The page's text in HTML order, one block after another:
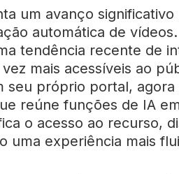
um avanço
automática de
tendência recente de
mais acessíveis ao
seu próprio portal,
reúne funções de IA
o acesso ao recurso,
uma experiência mais